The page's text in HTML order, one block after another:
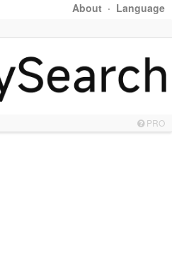
About · Language
PRO